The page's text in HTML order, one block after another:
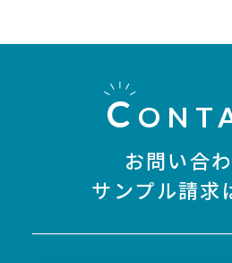
C
お問い合
サンプル請求